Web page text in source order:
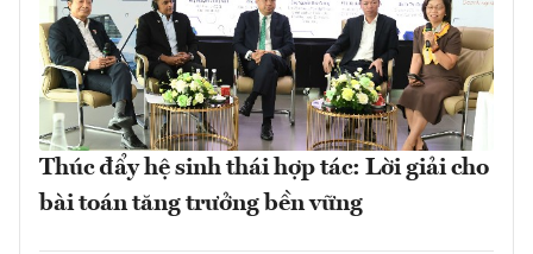
Thúc đẩy hệ sinh thái hợp tác: Lời giải cho
bài toán tăng trưởng bền vững